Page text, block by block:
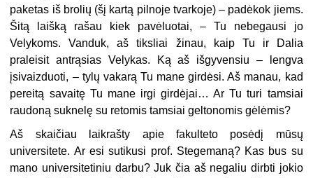
paketas iš brolių (šį kartą pilnoje tvarkoje) – padėkok jiems.
Šitą laišką rašau kiek pavėluotai, – Tu nebegausi jo
Velykoms. Vanduk, aš tiksliai žinau, kaip Tu ir Dalia
praleisit antrąsias Velykas. Ką aš išgyvensiu – lengva
įsivaizduoti, – tylų vakarą Tu mane girdėsi. Aš manau, kad
pereitą savaitę Tu mane irgi girdėjai… Ar Tu turi tamsiai
raudoną suknelę su retomis tamsiai geltonomis gėlėmis?
Aš skaičiau laikrašty apie fakulteto posėdį mūsų
universitete. Ar esi sutikusi prof. Stegemaną? Kas bus su
mano universitetiniu darbu? Juk čia aš negaliu dirbti jokio